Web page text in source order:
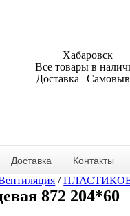
Хабаровск
Все товары в
Доставка |
Доставка Контакты
/
872 204*60